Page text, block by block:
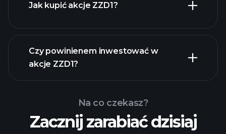
raporty
finansowe
Jak kupić akcje ZZD1?
Turniejach
Czy powinienem inwestować w
akcje ZZD1?
Na co czekasz?
Zacznij zarabiać dzisiaj